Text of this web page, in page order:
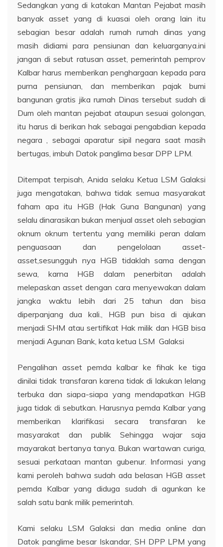
Sedangkan yang di katakan Mantan Pejabat masih
banyak asset yang di kuasai oleh orang lain itu
sebagian besar adalah rumah rumah dinas yang
masih didiami para pensiunan dan keluarganya.ini
jangan di sebut ratusan asset, pemerintah pemprov
Kalbar harus memberikan penghargaan kepada para
purna pensiunan, dan memberikan pajak bumi
bangunan gratis jika rumah Dinas tersebut sudah di
Dum oleh mantan pejabat ataupun sesuai golongan,
itu harus di berikan hak sebagai pengabdian kepada
negara , sebagai aparatur sipil negara saat masih
bertugas, imbuh Datok panglima besar DPP LPM.
Ditempat terpisah, Anida selaku Ketua LSM Galaksi
juga mengatakan, bahwa tidak semua masyarakat
faham apa itu HGB (Hak Guna Bangunan) yang
selalu dinarasikan bukan menjual asset oleh sebagian
oknum oknum tertentu yang memiliki peran dalam
penguasaan dan pengelolaan asset-
asset,sesungguh nya HGB tidaklah sama dengan
sewa, karna HGB dalam penerbitan adalah
melepaskan asset dengan cara menyewakan dalam
jangka waktu lebih dari 25 tahun dan bisa
diperpanjang dua kali., HGB pun bisa di ajukan
menjadi SHM atau sertifikat Hak milik dan HGB bisa
menjadi Agunan Bank, kata ketua LSM Galaksi
Pengalihan asset pemda kalbar ke fihak ke tiga
dinilai tidak transfaran karena tidak di lakukan lelang
terbuka dan siapa-siapa yang mendapatkan HGB
juga tidak di sebutkan. Harusnya pemda Kalbar yang
memberikan klarifikasi secara transfaran ke
masyarakat dan publik Sehingga wajar saja
mayarakat bertanya tanya. Bukan wartawan curiga,
sesuai perkataan mantan gubenur. Informasi yang
kami peroleh bahwa sudah ada belasan HGB asset
pemda Kalbar yang diduga sudah di agunkan ke
salah satu bank milik pemerintah.
Kami selaku LSM Galaksi dan media online dan
Datok panglime besar Iskandar, SH DPP LPM yang